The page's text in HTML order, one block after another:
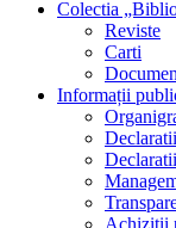
Colectia
Reviste
Carti
Informații
Achiziții